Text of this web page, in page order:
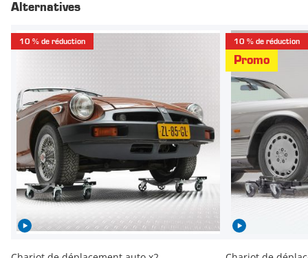
Alternatives
10 % de réduction 10 % de réduction
Promo